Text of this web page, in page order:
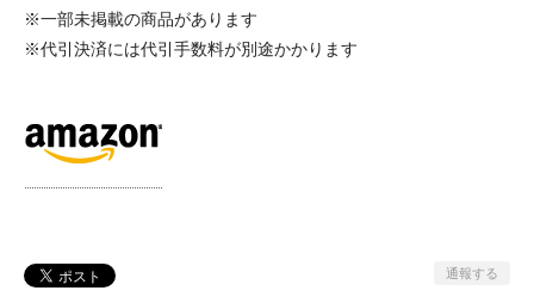
※一部未掲載の商品があります
※代引決済には代引手数料が別途かかります
通報する